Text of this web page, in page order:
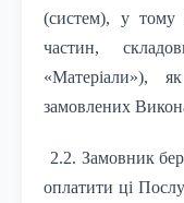
(систем), у тому
частин,
«Матеріали»),
замовлених
2.2. Замовник
оплатити ці